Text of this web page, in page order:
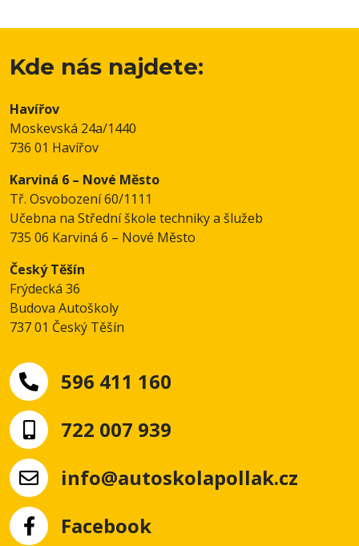
Kde nás najdete:
Havířov
Moskevská 24a/1440
736 01 Havířov
Karviná 6 – Nové Město
Tř. Osvobození 60/1111
Učebna na Střední škole techniky a šlužeb
735 06 Karviná 6 – Nové Město
Český Těšín
Frýdecká 36
Budova Autoškoly
737 01 Český Těšín
596 411 160
722 007 939
info@autoskolapollak.cz
Facebook